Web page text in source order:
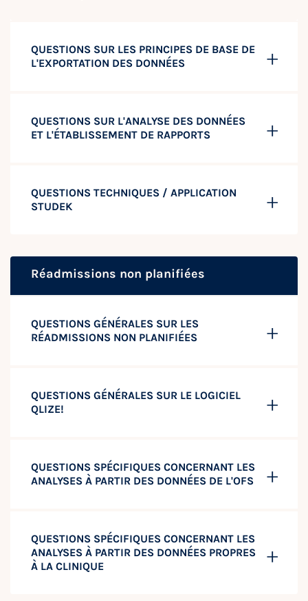
QUESTIONS SUR LES PRINCIPES DE BASE DE
L'EXPORTATION DES DONNÉES
QUESTIONS SUR L'ANALYSE DES DONNÉES
ET L'ÉTABLISSEMENT DE RAPPORTS
QUESTIONS TECHNIQUES / APPLICATION
STUDEK
Réadmissions non planifiées
QUESTIONS GÉNÉRALES SUR LES
RÉADMISSIONS NON PLANIFIÉES
QUESTIONS GÉNÉRALES SUR LE LOGICIEL
QLIZE!
QUESTIONS SPÉCIFIQUES CONCERNANT LES
ANALYSES À PARTIR DES DONNÉES DE L'OFS
QUESTIONS SPÉCIFIQUES CONCERNANT LES
ANALYSES À PARTIR DES DONNÉES PROPRES
À LA CLINIQUE